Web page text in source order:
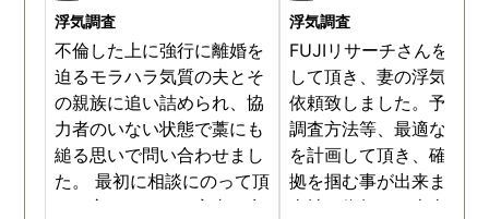
浮気調査
不倫した上に強行に離婚を
迫るモラハラ気質の夫とそ
の親族に追い詰められ、協
力者のいない状態で藁にも
縋る思いで問い合わせまし
た。 最初に相談にのって頂
いた方も、とても率直に意
浮気調査
FUJIリサーチさんをご紹
して頂き、妻の浮気調査
依頼致しました。予算か
調査方法等、最適なやり
を計画して頂き、確実な
拠を掴む事が出来ました
当社に依頼して本当に良